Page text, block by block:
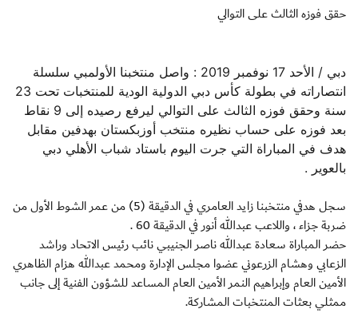
حقق فوزه الثالث على التوالي
دبي / الأحد 17 نوفمبر 2019 : واصل منتخبنا الأولمبي سلسلة
انتصاراته في بطولة كأس دبي الدولية الودية للمنتخبات تحت 23
سنة وحقق فوزه الثالث على التوالي ليرفع رصيده إلى 9 نقاط
بعد فوزه على حساب نظيره منتخب أوزبكستان بهدفين مقابل
هدف في المباراة التي جرت اليوم باستاد شباب الأهلي دبي
بالعوير .
سجل هدفي منتخبنا زايد العامري في الدقيقة (5) من عمر الشوط الأول من
ضربة جزاء ، واللاعب عبدالله أنور في الدقيقة 60 .
حضر المباراة سعادة عبدالله ناصر الجنيبي نائب رئيس الاتحاد وراشد
الزعابي وهشام الزرعوني عضوا مجلس الإدارة ومحمد عبدالله هزام الظاهري
الأمين العام وإبراهيم النمر الأمين العام المساعد للشؤون الفنية إلى جانب
ممثلي بعثات المنتخبات المشاركة.